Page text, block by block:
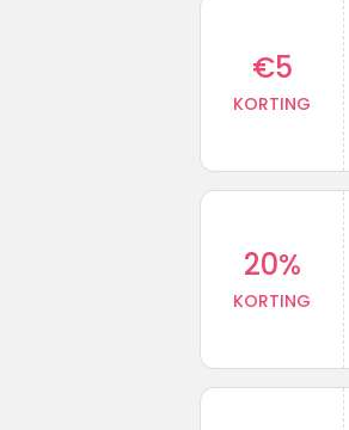
€5
KORTING
20%
KORTING